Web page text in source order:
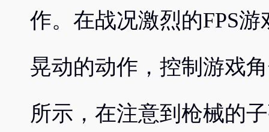
作。在战况激烈的FPS
晃动的动作，控制游戏
所示，在注意到枪械的